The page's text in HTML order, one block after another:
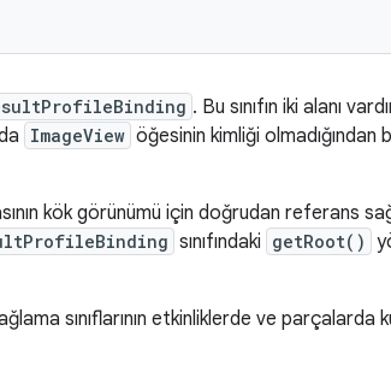
. Bu sınıfın iki alanı
ImageView öğesinin kimliği olmadığından
kök görünümü için doğrudan referans
sınıfındaki getRoot()
sınıflarının etkinliklerde ve parçalarda